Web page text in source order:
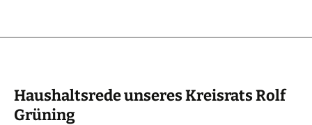
Haushaltsrede unseres Kreisrats Rolf
Grüning